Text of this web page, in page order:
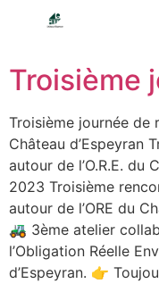
Troisième
Troisième journée de
Château d’Espeyran
autour de l’O.R.E. du
2023 Troisième
autour de l’ORE du
🚜 3ème atelier
l’Obligation Réelle
d’Espeyran. 👉